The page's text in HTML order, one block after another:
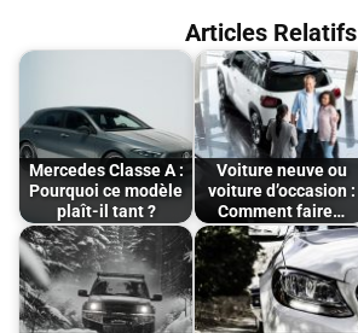
Articles Relatifs
Mercedes Classe A :
Pourquoi ce modèle
plaît-il tant ?
Voiture neuve ou
voiture d’occasion :
Comment faire…